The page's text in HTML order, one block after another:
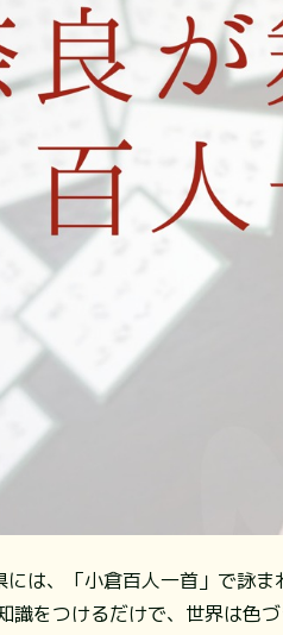
には、「小倉百人一首」で詠
識をつけるだけで、世界は色